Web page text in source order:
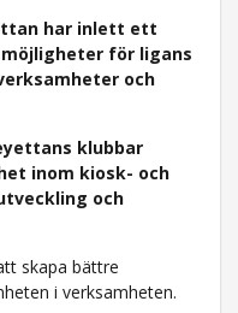
har inlett ett
för ligans
och
klubbar
inom kiosk- och
och
skapa bättre
i verksamheten.